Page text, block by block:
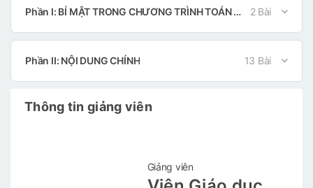
Phần I: BÍ MẬT TRONG CHƯƠNG TRÌNH TOÁN TƯ DUY VINABACUS 2 Bài
Phần II: NỘI DUNG CHÍNH 13 Bài
Thông tin giảng viên
Giảng viên